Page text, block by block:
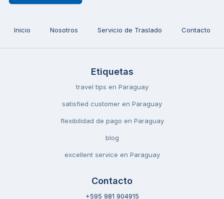
Inicio Nosotros Servicio de Traslado Contacto
Etiquetas
travel tips en Paraguay
satisfied customer en Paraguay
flexibilidad de pago en Paraguay
blog
excellent service en Paraguay
Contacto
+595 981 904915